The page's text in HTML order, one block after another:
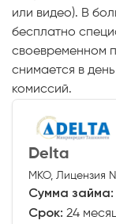
или видео). В
бесплатно
своевременном
снимается в
комиссий.
Delta
МКО, Лицензия
Сумма займа:
Срок: 24